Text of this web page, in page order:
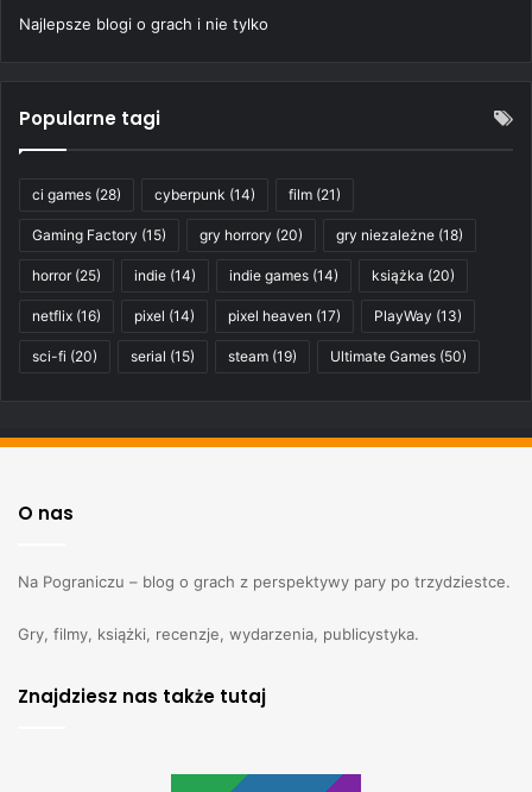
Najlepsze blogi o grach i nie tylko
Popularne tagi
ci games (28) cyberpunk (14) film (21)
Gaming Factory (15) gry horrory (20) gry niezależne (18)
horror(25) indie (14) indie games (14) książka (20)
netflix (16) pixel (14) pixel heaven (17) PlayWay (13)
sci-fi (20) serial (15) steam (19) Ultimate Games (50)
O nas
Na Pograniczu – blog o grach z perspektywy pary po trzydziestce.
Gry, filmy, książki, recenzje, wydarzenia, publicystyka.
Znajdziesz nas także tutaj